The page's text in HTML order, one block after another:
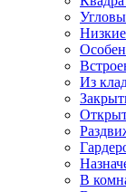
Низкие
Из
В